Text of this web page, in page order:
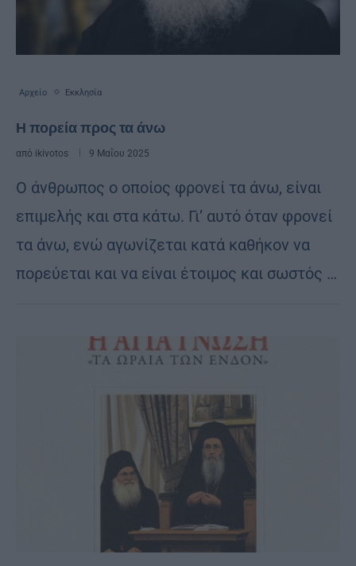
Αρχείο Εκκλησία
Η πορεία προς τα άνω
από ikivotos 9 Μαΐου 2025
Ο άνθρωπος ο οποίος φρονεί τα άνω, είναι
επιμελής και στα κάτω. Γι’ αυτό όταν φρονεί
τα άνω, ενώ αγωνίζεται κατά καθήκον να
πορεύεται και να είναι έτοιμος και σωστός …